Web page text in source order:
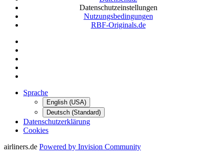
Datenschutzeinstellungen
Nutzungsbedingungen
RBF-Originals.de
Sprache
English (USA)
Deutsch (Standard)
Datenschutzerklärung
Cookies
airliners.de Powered by Invision Community